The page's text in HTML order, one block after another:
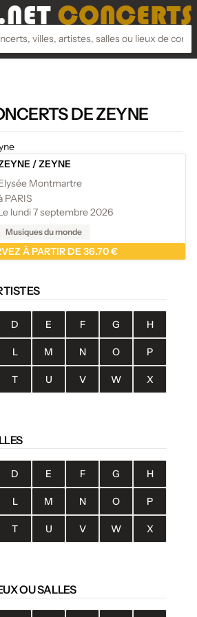
DE ZEYNE
/ZEYNE
Montmartre
PARIS
lundi 7 septembre 2026
Musiques du monde
À PARTIR DE 36.70 €
D E F G H
L M N O P
T U V W X
D E F G H
L M N O P
T U V W X
OU SALLES